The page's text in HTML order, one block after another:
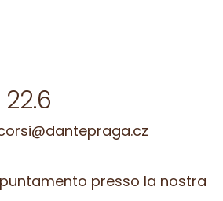
22.6
presso la nostra